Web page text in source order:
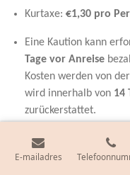
Kurtaxe: €1,30 pro
Eine Kaution kann
Tage vor Anreise
Kosten werden von
wird innerhalb von 14
zurückerstattet.
Sollte das Haus nicht
umgehend
E-mailadres